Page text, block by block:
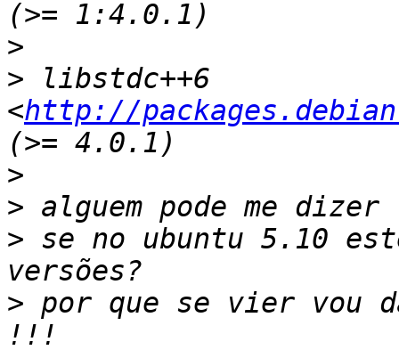
>
> libstdc++6
<http://
>
>
> se no ubuntu 5.10
> por que se vier vou